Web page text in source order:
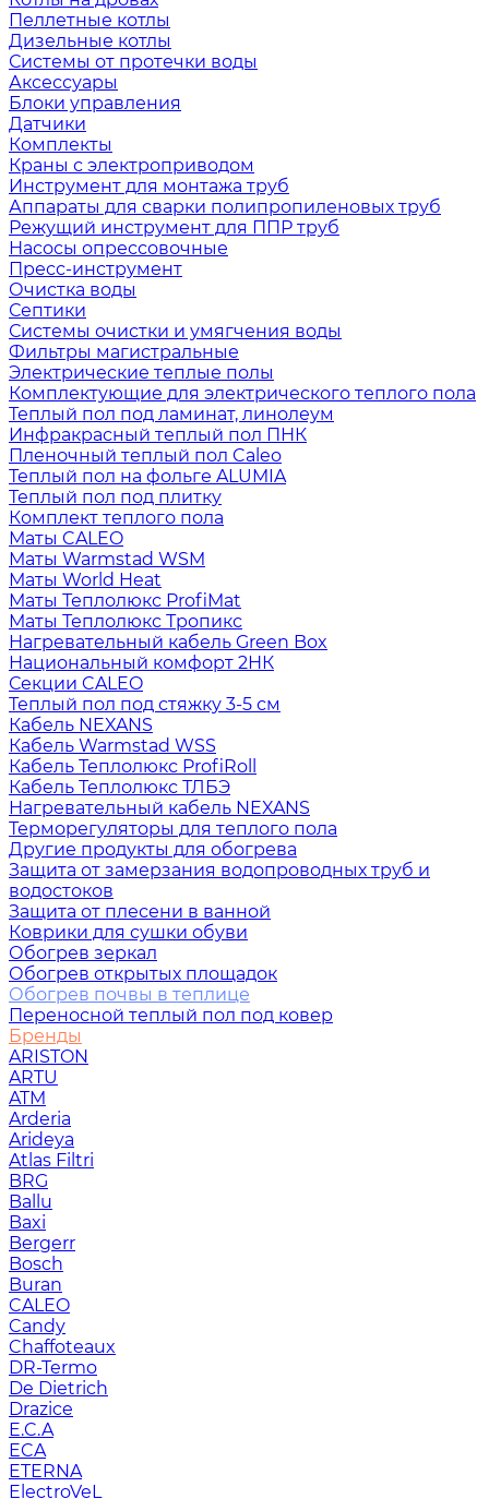
Пеллетные котлы
Дизельные котлы
Системы от протечки воды
Аксессуары
Блоки управления
Датчики
Комплекты
Краны с электроприводом
Инструмент для монтажа труб
Аппараты для сварки полипропиленовых труб
Режущий инструмент для ППР труб
Насосы опрессовочные
Пресс-инструмент
Очистка воды
Септики
Системы очистки и умягчения воды
Фильтры магистральные
Электрические теплые полы
Комплектующие для электрического теплого пола
Теплый пол под ламинат, линолеум
Инфракрасный теплый пол ПНК
Пленочный теплый пол Caleo
Теплый пол на фольге ALUMIA
Теплый пол под плитку
Комплект теплого пола
Маты CALEO
Маты Warmstad WSM
Маты World Heat
Маты Теплолюкс ProfiMat
Маты Теплолюкс Тропикс
Нагревательный кабель Green Box
Национальный комфорт 2НК
Секции CALEO
Теплый пол под стяжку 3-5 см
Кабель NEXANS
Кабель Warmstad WSS
Кабель Теплолюкс ProfiRoll
Кабель Теплолюкс ТЛБЭ
Нагревательный кабель NEXANS
Терморегуляторы для теплого пола
Другие продукты для обогрева
Защита от замерзания водопроводных труб и
водостоков
Защита от плесени в ванной
Коврики для сушки обуви
Обогрев зеркал
Обогрев открытых площадок
Обогрев почвы в теплице
Переносной теплый пол под ковер
Бренды
ARISTON
ARTU
ATM
Arderia
Arideya
Atlas Filtri
BRG
Ballu
Baxi
Bergerr
Bosch
Buran
CALEO
Candy
Chaffoteaux
DR-Termo
De Dietrich
Drazice
E.C.A
ECA
ETERNA
ElectroVeL